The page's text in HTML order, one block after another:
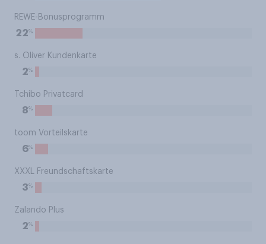
REWE-Bonusprogramm
22%
s. Oliver Kundenkarte
2%
Tchibo Privatcard
8%
toom Vorteilskarte
6%
XXXL Freundschaftskarte
3%
Zalando Plus
2%